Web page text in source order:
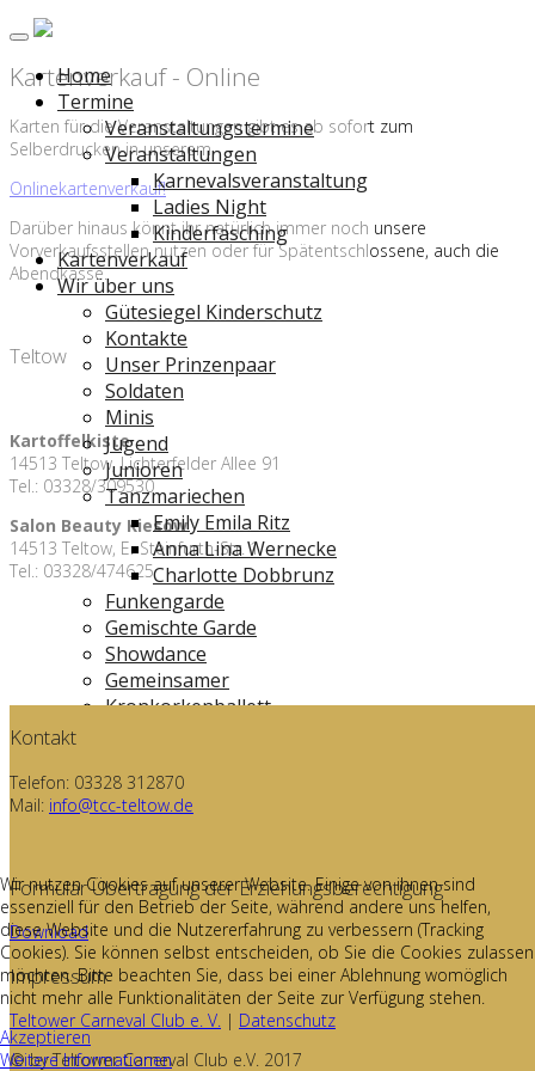
Home
Termine
Veranstaltungstermine
Veranstaltungen
Karnevalsveranstaltung
Ladies Night
Kinderfasching
Kartenverkauf
Wir über uns
Gütesiegel Kinderschutz
Kontakte
Unser Prinzenpaar
Soldaten
Minis
Jugend
Junioren
Tanzmariechen
Emily Emila Ritz
Anna Lina Wernecke
Charlotte Dobbrunz
Funkengarde
Gemischte Garde
Showdance
Gemeinsamer
Kronkorkenballett
Unsere App
TCC unterwegs
Kartenverkauf - Online
Karten für die Veranstaltungen gibt es ab sofort zum
Selberdrucken in unserem
Onlinekartenverkauf!
Darüber hinaus könnt ihr natürlich immer noch unsere
Vorverkaufsstellen nutzen oder für Spätentschlossene, auch die
Abendkasse.
Teltow
Kartoffelkiste
14513 Teltow, Lichterfelder Allee 91
Tel.: 03328/309530
Salon Beauty Kiesow
14513 Teltow, E.-Steinfurth-Str. 1
Tel.: 03328/474625
Kontakt
Telefon: 03328 312870
Mail: info@tcc-teltow.de
Formular Übertragung der Erziehungsberechtigung
Download
Impressum
Teltower Carneval Club e. V. | Datenschutz
© by Teltower Carneval Club e.V. 2017
Wir nutzen Cookies auf unserer Website. Einige von ihnen sind
essenziell für den Betrieb der Seite, während andere uns helfen,
diese Website und die Nutzererfahrung zu verbessern (Tracking
Cookies). Sie können selbst entscheiden, ob Sie die Cookies zulassen
möchten. Bitte beachten Sie, dass bei einer Ablehnung womöglich
nicht mehr alle Funktionalitäten der Seite zur Verfügung stehen.
Akzeptieren
Weitere Informationen